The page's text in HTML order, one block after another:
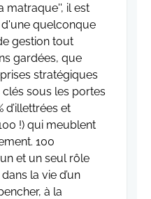
matraque'', il est
quelconque
gestion tout
gardées, que
stratégiques
sous les portes
d’illettrées et
!) qui meublent
100
et un seul rôle
la vie d’un
à la